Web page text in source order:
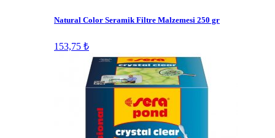
Natural Color Seramik Filtre Malzemesi 250 gr
153,75 ₺